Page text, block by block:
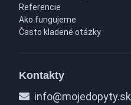
Referencie
Ako fungujeme
Často kladené otázky
Kontakty
info@mojedopyty.sk